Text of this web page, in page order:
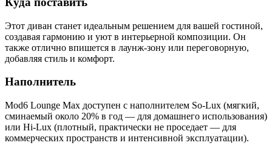
Этот диван станет идеальным решением для вашей гостиной,
создавая гармонию и уют в интерьерной композиции. Он
также отлично впишется в лаунж-зону или переговорную,
добавляя стиль и комфорт.
Наполнитель
Mod6 Lounge Max доступен с наполнителем So-Lux (мягкий,
сминаемый около 20% в год — для домашнего использования)
или Hi-Lux (плотный, практически не проседает — для
коммерческих пространств и интенсивной эксплуатации).